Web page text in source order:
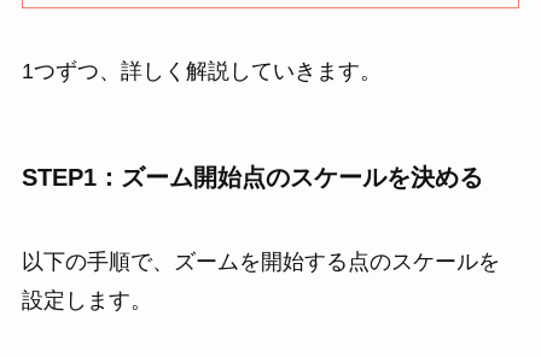
1つずつ、詳しく解説していきます。
STEP1：ズーム開始点のスケールを決める
以下の手順で、ズームを開始する点のスケールを
設定します。